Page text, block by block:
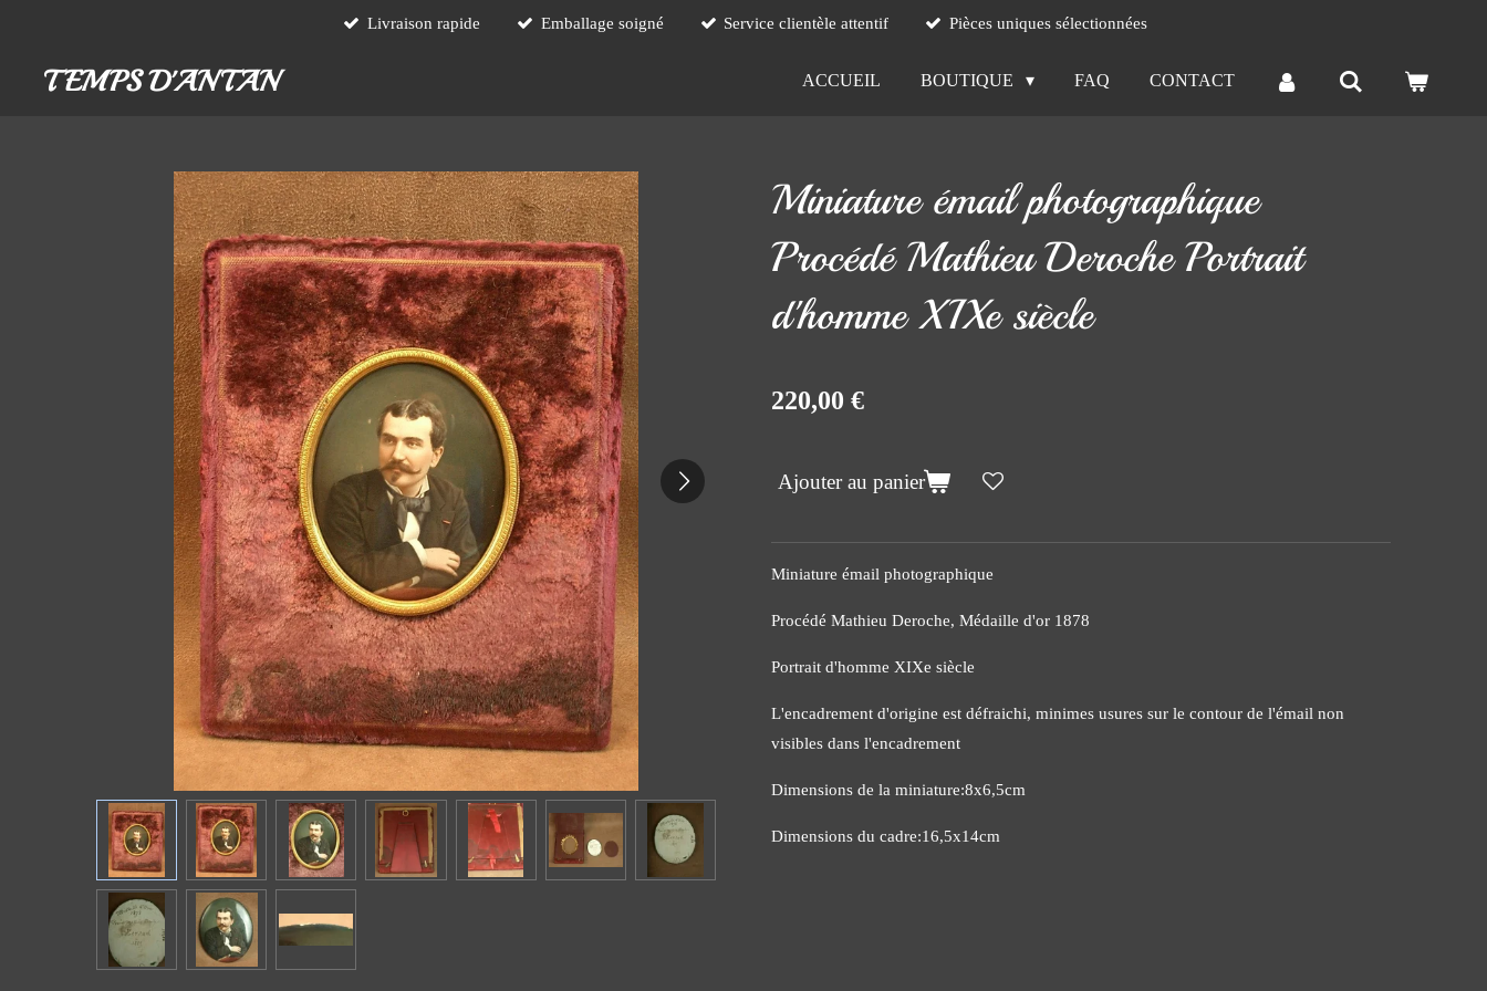
contenu
Livraison rapide Emballage soigné Service clientèle attentif Pièces uniques sélectionnées
TEMPS D'ANTAN ACCUEIL BOUTIQUE FAQ CONTACT
Miniature émail photographique
Procédé Mathieu Deroche Portrait
d'homme XIXe siècle
220,00 €
Ajouter au panier
Miniature émail photographique
Procédé Mathieu Deroche, Médaille d'or 1878
Portrait d'homme XIXe siècle
L'encadrement d'origine est défraichi, minimes usures sur le contour de l'émail non
visibles dans l'encadrement
Dimensions de la miniature:8x6,5cm
Dimensions du cadre:16,5x14cm